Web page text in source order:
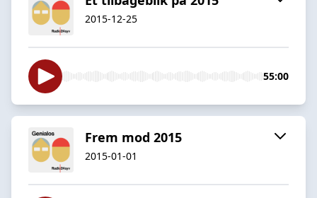
2015-12-25
55:00
Frem mod 2015
2015-01-01